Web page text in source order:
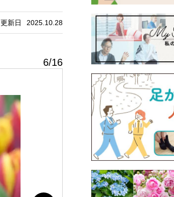
更新日 2025.10.28
6/16